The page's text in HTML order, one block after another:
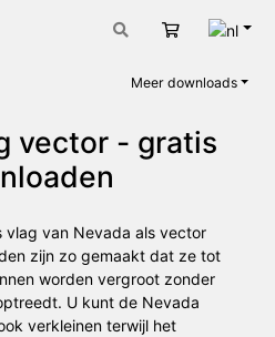
Winkelwagen
Meer downloads
vector - gratis
vlag van Nevada als vector
zijn zo gemaakt dat ze tot
worden vergroot zonder
U kunt de Nevada
verkleinen terwijl het